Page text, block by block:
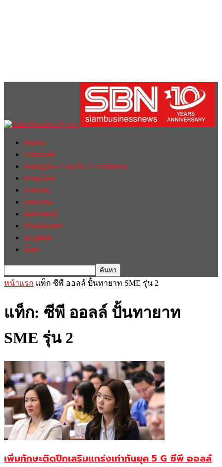
Home
ฮอตนิวส์
เศรษฐกิจ / ธุรกิจ / การตลาด
การเมือง
รายงาน
บทความ
สัมภาษณ์
ต่างประเทศ
english
อื่นๆ
หน้าแรก แท็ก ซีพี ออลล์ ปั้นทายาท SME รุ่น 2
แท็ก: ซีพี ออลล์ ปั้นทายาท
SME รุ่น 2
เพิ่มทักษะติดปีกเสริมแกร่งเท่าทันยุค 5 G ซีพี ออลล์